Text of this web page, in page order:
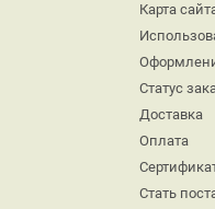
Карта
Статус
Доставка
Оплата
Стать